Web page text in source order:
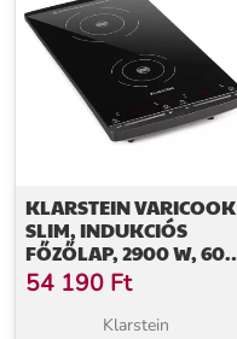
KLARSTEIN VARICOOK
SLIM, INDUKCIÓS
FŐZŐLAP, 2900 W, 60-
240 °C, 2 FŐZŐLAP,
FEKETE
54 190 Ft
Klarstein